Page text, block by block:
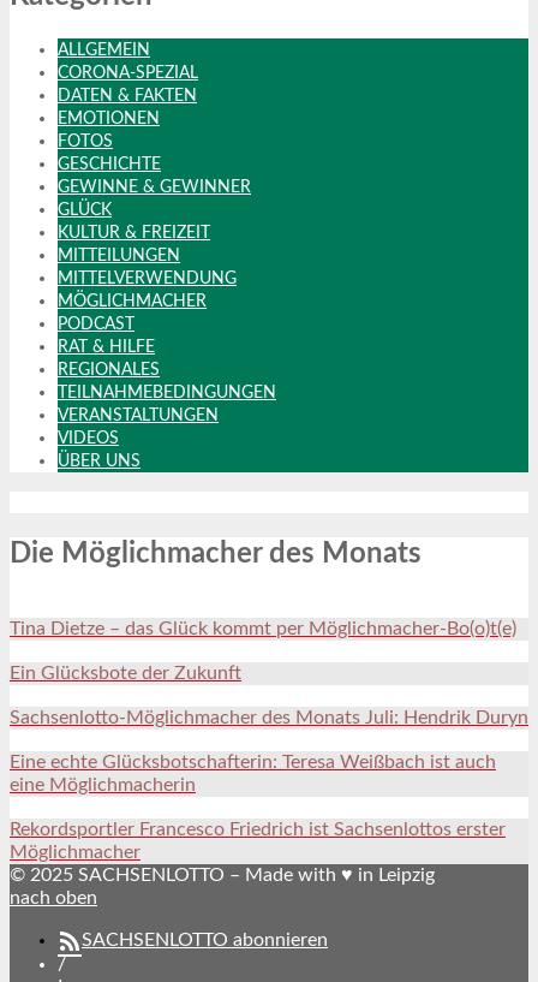
ALLGEMEIN
CORONA-SPEZIAL
DATEN & FAKTEN
EMOTIONEN
FOTOS
GESCHICHTE
GEWINNE & GEWINNER
GLÜCK
KULTUR & FREIZEIT
MITTEILUNGEN
MITTELVERWENDUNG
MÖGLICHMACHER
PODCAST
RAT & HILFE
REGIONALES
TEILNAHMEBEDINGUNGEN
VERANSTALTUNGEN
VIDEOS
ÜBER UNS
Die Möglichmacher des Monats
Tina Dietze – das Glück kommt per Möglichmacher-Bo(o)t(e)
Ein Glücksbote der Zukunft
Sachsenlotto-Möglichmacher des Monats Juli: Hendrik Duryn
Eine echte Glücksbotschafterin: Teresa Weißbach ist auch
eine Möglichmacherin
Rekordsportler Francesco Friedrich ist Sachsenlottos erster
Möglichmacher
© 2025 SACHSENLOTTO – Made with ♥ in Leipzig
nach oben
SACHSENLOTTO abonnieren
/